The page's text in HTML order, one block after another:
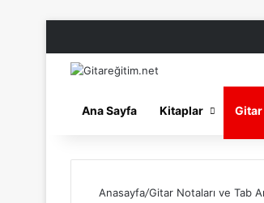
Ana Sayfa Kitaplar Gitar
Anasayfa/Gitar Notaları ve Tab